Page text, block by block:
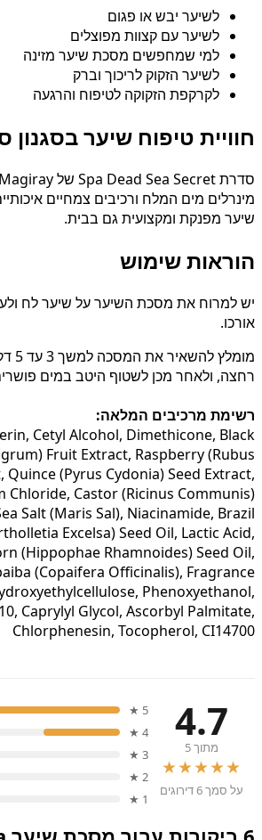
לשיער יבש או פגום
לשיער עם קצוות מפוצלים
למי שמחפשים מסכת שיער מזינה
לשיער הזקוק לריכוך וברק
לקרקפת הזקוקה לטיפוח והרגעה
חוויית טיפוח שיער בסגנון
מינרלים מים המלח ורכיבים צמחיים
שיער מפנקת ומקצועית גם בבית.
הוראות שימוש
יש למרוח את מסכת השיער על שיער לח
אורכו.
רחצה, ולאחר מכן לשטוף היטב במים
רשימת מרכיבים המלאה:
Cetyl Alcohol, Dimethicone, Black
Fruit Extract, Raspberry (Rubus
Quince (Pyrus Cydonia) Seed Extract,
Chloride, Castor (Ricinus Communis)
Salt (Maris Sal), Niacinamide, Brazil
Excelsa) Seed Oil, Lactic Acid,
(Hippophae Rhamnoides) Seed Oil,
(Copaifera Officinalis), Fragrance
Phenoxyethanol,
Caprylyl Glycol, Ascorbyl Palmitate,
Chlorphenesin, Tocopherol, CI14700
4.7
מתוך 5
★★★★★
על סמך 6 דירוגים
5 ★
4 ★
3 ★
2 ★
1 ★